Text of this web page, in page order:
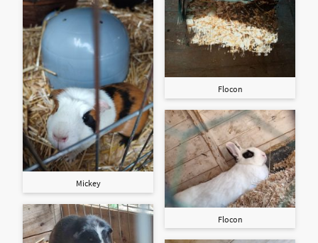
Mickey
Flocon
Flocon